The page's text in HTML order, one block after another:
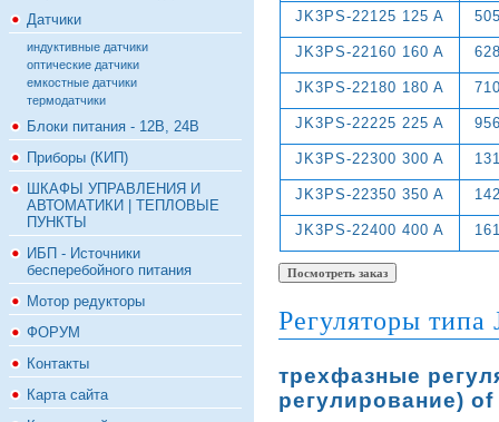
Датчики
индуктивные датчики
оптические датчики
емкостные датчики
термодатчики
Блоки питания - 12В, 24В
Приборы (КИП)
ШКАФЫ УПРАВЛЕНИЯ И
АВТОМАТИКИ | ТЕПЛОВЫЕ
ПУНКТЫ
ИБП - Источники
бесперебойного питания
Мотор редукторы
ФОРУМ
Контакты
Карта сайта
JK3PS-22125 125 A
JK3PS-22160 160 A
JK3PS-22180 180 A
JK3PS-22225 225 A
JK3PS-22300 300 A
JK3PS-22350 350 A
JK3PS-22400 400 A
Регуляторы
трехфазные
регулирование)